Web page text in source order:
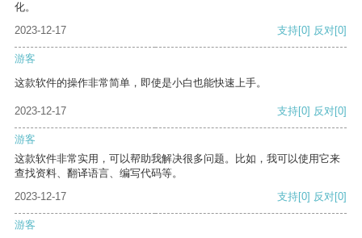
化。
2023-12-17
支持[0] 反对[0]
游客
这款软件的操作非常简单，即使是小白也能快速上手。
2023-12-17 支持[0] 反对[0]
游客
这款软件非常实用，可以帮助我解决很多问题。比如，我可以使用它来
查找资料、翻译语言、编写代码等。
2023-12-17
支持[0] 反对[0]
游客